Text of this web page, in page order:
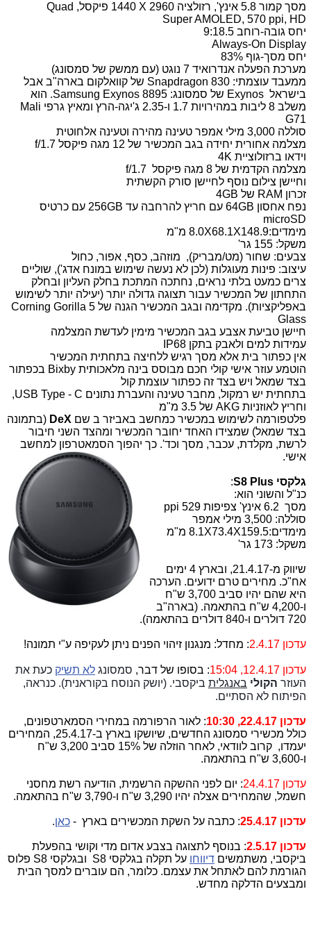
מסך קמור 5.8 אינץ', רזולציה 2960 X
1440 פיקסל, Quad
HD
Super AMOLED, 570 ppi,
יחס גובה-רוחב 9:18.5
Always-On Display
יחס מסך-גוף 83%
מערכת הפעלה אנדרואיד 7 נוגט (עם ממשק של סמסונג)
ממעבד עוצמתי: Snapdragon 830 של קוואלקום בארה"ב אבל
בישראל Exynos
של סמסונג: Samsung Exynos 8895. הוא
משלב 8 ליבות במהירויות 1.7 ו-2.35 ג'יגה-הרץ ומאיץ גרפי Mali
G71
סוללה 3,000 מילי אמפר טעינה מהירה וטעינה אלחוטית
מצלמה אחורית יחידה בגב המכשיר של 12 מגה פיקסל
f/1.7
וידאו ברזולוציית 4K
מצלמה הקדמית של 8 מגה פיקסל
f/1.7
וחיישן צילום נוסף לחיישן סורק הקשתית
זכרון RAM של 4GB
נפח אחסון 64GB עם חריץ להרחבה עד 256GB עם כרטיס
microSD
מימדים:8.0X68.1X148.9 מ"מ
משקל: 155 גר'
צבעים: שחור (מט/מבריק), מוזהב, כסף, אפור, כחול
עיצוב: פינות מעוגלות (לכן לא נעשה שימוש במונח אדג'), שוליים
צרים כמעט בלתי נראים, נחתכה המתכת בחלק העליון ובחלק
התחתון של המכשיר עבור תצוגה גדולה יותר (יעילה יותר לשימוש
באפליקציות). מקדימה ובגב המכשיר הגנה של 5
Corning Gorilla
Glass
חיישן טביעת אצבע בגב המכשיר מימין לעדשת המצלמה
עמידות למים ולאבק בתקן IP68
אין כפתור בית אלא מסך רגיש ללחיצה בתחתית המכשיר
הוטמע עוזר אישי קולי חכם מבוסס בינה מלאכותית
Bixby בכפתור
בצד שמאל ויש בצד זה כפתור עוצמת קול
בתחתית יש רמקול, מחבר טעינה והעברת נתונים USB Type - C,
וחריץ לאוזניות AKG של 3.5 מ"מ
פלטפורמה לשימוש במכשיר כמחשב באביזר ב שם DeX (בתמונה
בצד שמאל) שמצידו האחד יחובר המכשיר ומהצד השני חיבור
לרשת, מקלדת, עכבר, מסך וכד'. כך יהפוך הסמאטרפון למחשב
אישי.
גלקסי S8 Plus
:
כנ"ל והשוני הוא:
מסך 6.2 אינץ' צפיפות 529 ppi
סוללה: 3,500 מילי אמפר
מימדים:8.1X73.4X159.5 מ"מ
משקל: 173 גר'
שיווק מ-21.4.17, ובארץ 4 ימים
אח"כ. מחירים טרם ידועים. הערכה
היא שהם יהיו סביב 3,700 ש"ח
ו-4,200 ש"ח בהתאמה. (בארה"ב
720 דולרים ו-840 דולרים בהתאמה).
עדכון 2.4.17 : מחדל: מנגנון זיהוי הפנים ניתן לעקיפה ע"י תמונה!
עדכון 12.4.17, 15:04 : בסופו של דבר, סמסונג לא תשיק כעת את
העוזר הקולי באנגלית ביקסבי. (יושק הנוסח בקוראנית). כנראה,
הפיתוח לא הסתיים.
עדכון 22.4.17, 10:30
: לאור הרפורמה במחירי הסמארטפונים,
כולל מכשירי סמסונג החדשים, שיושקו בארץ ב-25.4.17, המחירים
יעמדו, קרוב לוודאי, לאחר הוזלה של 15% סביב 3,200 ש"ח
ו-3,600 ש"ח בהתאמה.
עדכון 24.4.17
: יום לפני ההשקה הרשמית, הודיעה רשת מחסני
חשמל, שהמחירים אצלה יהיו 3,290 ש"ח ו-3,790 ש"ח בהתאמה.
עדכון 25.4.17 : כתבה על השקת המכשירים בארץ - כאן.
עדכון 2.5.17
: בנוסף לתצוגה בצבע אדום מדי וקושי בהפעלת
ביקסבי, משתמשים דיווחו על תקלה בגלקסי S8 ובגלקסי S8
פלוס
הגורמת להם לאתחל את עצמם. כלומר, הם עוברים למסך הבית
ומבצעים הדלקה מחדש.